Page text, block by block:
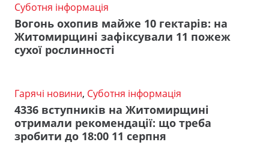
Суботня інформація
Вогонь охопив майже 10 гектарів: на
Житомирщині зафіксували 11 пожеж
сухої рослинності
Гарячі новини, Суботня інформація
4336 вступників на Житомирщині
отримали рекомендації: що треба
зробити до 18:00 11 серпня